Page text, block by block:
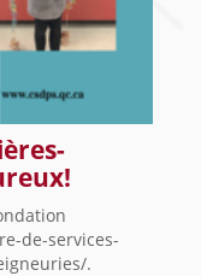
de-services-
.